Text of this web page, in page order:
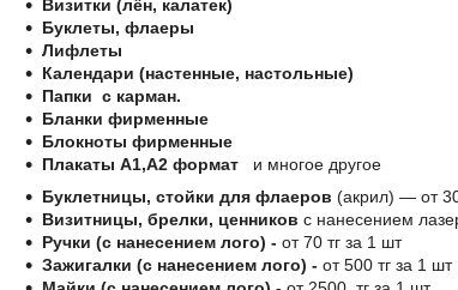
Визитки (лён, калатек)
Буклеты, флаеры
Лифлеты
Календари (настенные, настольные)
Папки с карман.
Бланки фирменные
Блокноты фирменные
Плакаты А1,А2 формат и многое
Буклетницы, стойки для флаеров (акрил) ― от
Визитницы, брелки, ценников с нанесением
Ручки (с нанесением лого) - от 70 тг за 1 шт
Зажигалки (с нанесением лого) - от 500 тг за 1 шт